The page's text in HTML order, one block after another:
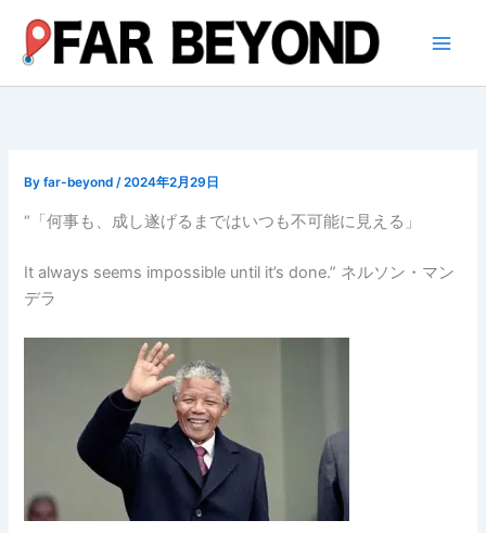
ス
Byfar-beyond/2024年2月29日
“「何事も、成し遂げるまではいつも不可能に見える」
It always seems impossible until it’s done.” ネルソン・マン
デラ